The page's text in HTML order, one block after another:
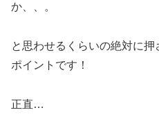
か、、。
と思わせるくらいの絶対に
ポイントです！
正直…